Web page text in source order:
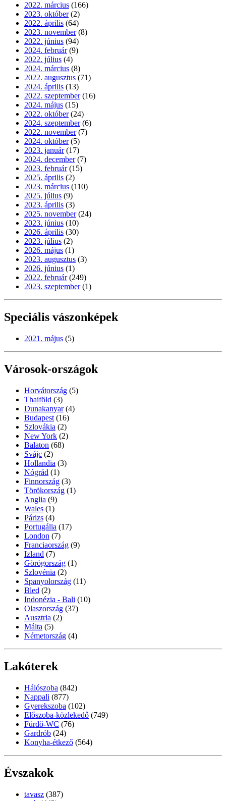
2022. március (166)
2023. október (2)
2022. április (64)
2023. november (8)
2022. június (94)
2024. február (9)
2022. július (4)
2024. március (8)
2022. augusztus (71)
2024. április (13)
2022. szeptember (16)
2024. május (15)
2022. október (24)
2024. szeptember (6)
2022. november (7)
2024. október (5)
2023. január (17)
2024. december (7)
2023. február (15)
2025. április (2)
2023. március (110)
2025. július (9)
2023. április (3)
2025. november (24)
2023. június (10)
2026. április (30)
2023. július (2)
2026. május (1)
2023. augusztus (3)
2026. június (1)
2022. február (249)
2023. szeptember (1)
Speciális vászonképek
2021. május (5)
Városok-országok
Horvátország (5)
Thaiföld (3)
Dunakanyar (4)
Budapest (16)
Szlovákia (2)
New York (2)
Balaton (68)
Svájc (2)
Hollandia (3)
Nógrád (1)
Finnország (3)
Törökország (1)
Anglia (9)
Wales (1)
Párizs (4)
Portugália (17)
London (7)
Franciaország (9)
Izland (7)
Görögország (1)
Szlovénia (2)
Spanyolország (11)
Bled (2)
Indonézia - Bali (10)
Olaszország (37)
Ausztria (2)
Málta (5)
Németország (4)
Lakóterek
Hálószoba (842)
Nappali (877)
Gyerekszoba (102)
Előszoba-közlekedő (749)
Fürdő-WC (76)
Gardrób (24)
Konyha-étkező (564)
Évszakok
tavasz (387)